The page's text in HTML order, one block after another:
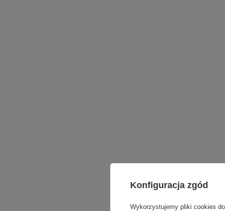
Konfiguracja zgód
Wykorzystujemy pliki cookies